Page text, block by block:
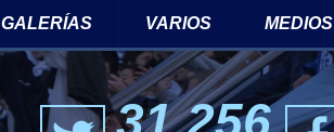
GALERÍAS VARIOS MEDIOS